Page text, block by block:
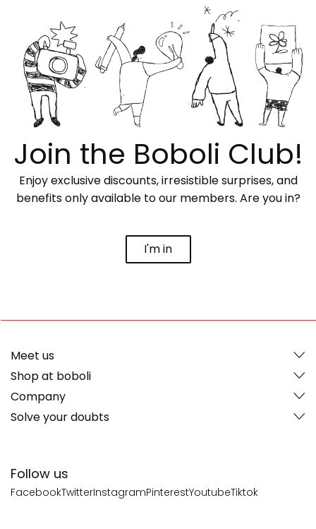
Join the Boboli Club!
Enjoy exclusive discounts, irresistible surprises, and
benefits only available to our members. Are you in?
I'm in
Follow us
FacebookTwitterInstagramPinterestYoutubeTiktok
Meet us
Shop at boboli
Company
Solve your doubts